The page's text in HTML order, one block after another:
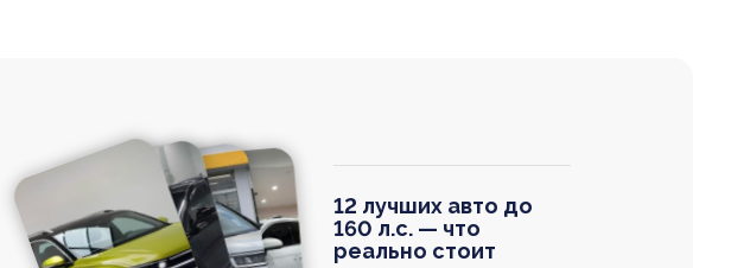
12 лучших авто до
160 л.с. — что
реально стоит